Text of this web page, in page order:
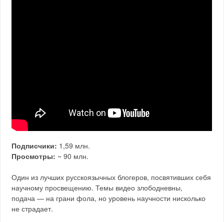
Подписчики: 1,59 млн.
Просмотры: ~ 90 млн.
Один из лучших русскоязычных блогеров, посвятивших себя
научному просвещению. Темы видео злободневны,
подача — на грани фола, но уровень научности нисколько
не страдает.